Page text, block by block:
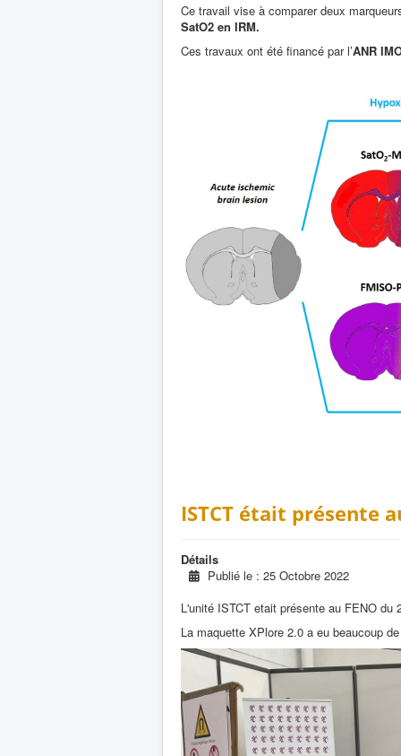
Ce travail vise à comparer deux
SatO2 en IRM.
Ces travaux ont été financé par l’ANR
ISTCT était présente
Détails
Publié le : 25 Octobre 2022
L'unité ISTCT etait présente au FENO du
La maquette XPlore 2.0 a eu beaucoup